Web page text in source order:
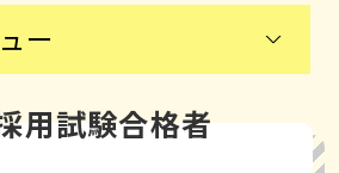
ー
用試験合格者